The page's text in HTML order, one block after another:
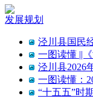
发展规划
泾川县国民
一图读懂 ||
泾川县2026
一图读懂：
“十五五”时